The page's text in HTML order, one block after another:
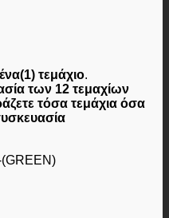
τεμάχιο.
των 12 τεμαχίων
τόσα τεμάχια όσα